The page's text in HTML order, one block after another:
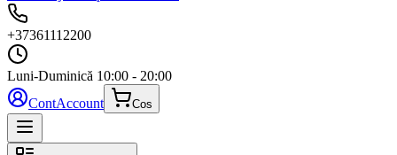
+37361112200
Luni-Duminică 10:00 - 20:00
ContAccount Cos